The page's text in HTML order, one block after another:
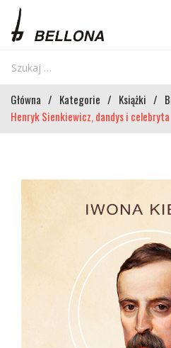
Główna / Kategorie / Książki /
Henryk Sienkiewicz, dandys i celebryta